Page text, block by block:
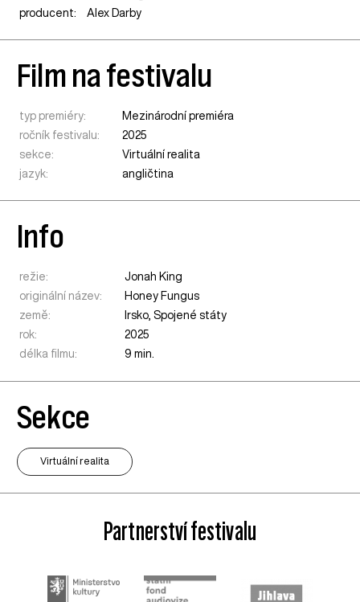
producent:
Alex Darby
Film na festivalu
typ premiéry:
Mezinárodní premiéra
ročník festivalu:
2025
sekce:
Virtuální realita
jazyk:
angličtina
Info
režie:
Jonah King
originální název:
Honey Fungus
země:
Irsko,Spojené státy
rok:
2025
délka filmu:
9 min.
Sekce
Virtuální realita
Partnerství festivalu